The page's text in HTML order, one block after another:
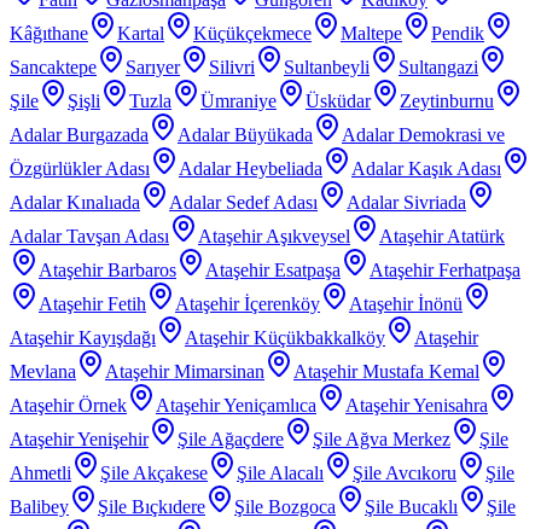
Kâğıthane
Kartal Küçükçekmece Maltepe
Pendik
Sancaktepe
Sarıyer Silivri Sultanbeyli
Sultangazi
Şile
Şişli Tuzla Ümraniye Üsküdar
Zeytinburnu
Adalar Burgazada
Adalar Büyükada
Adalar Demokrasi ve
Özgürlükler Adası
Adalar Heybeliada
Adalar Kaşık Adası
Adalar Kınalıada
Adalar Sedef Adası
Adalar Sivriada
Adalar Tavşan Adası
Ataşehir Aşıkveysel
Ataşehir Atatürk
Ataşehir Barbaros
Ataşehir Esatpaşa
Ataşehir Ferhatpaşa
Ataşehir Fetih
Ataşehir İçerenköy
Ataşehir İnönü
Ataşehir Kayışdağı
Ataşehir Küçükbakkalköy
Ataşehir
Mevlana
Ataşehir Mimarsinan
Ataşehir Mustafa Kemal
Ataşehir Örnek
Ataşehir Yeniçamlıca
Ataşehir Yenisahra
Ataşehir Yenişehir
Şile Ağaçdere Şile Ağva Merkez
Şile
Ahmetli
Şile Akçakese Şile Alacalı Şile Avcıkoru
Şile
Balibey
Şile Bıçkıdere Şile Bozgoca Şile Bucaklı
Şile